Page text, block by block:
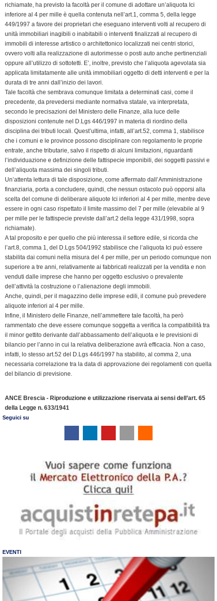
richiamate, ha previsto la facoltà per il comune di adottare un’aliquota Ici
inferiore al 4 per mille è quella contenuta nell’art.1, comma 5, della legge
449/1997 a favore dei proprietari che eseguano interventi volti al recupero di
unità immobiliari inagibili o inabitabili o interventi finalizzati al recupero di
immobili di interesse artistico o architettonico localizzati nei centri storici,
ovvero volti alla realizzazione di autorimesse o posti auto anche pertinenziali
oppure all’utilizzo di sottotetti. E’, inoltre, previsto che l’aliquota agevolata sia
applicata limitatamente alle unità immobiliari oggetto di detti interventi e per la
durata di tre anni dall’inizio dei lavori.
Tale facoltà che sembrava comunque limitata a determinati casi, come il
precedente, da prevedersi mediante normativa statale, va interpretata,
secondo le precisazioni del Ministero delle Finanze, alla luce delle
disposizioni contenute nel D.Lgs 446/1997 in materia di riordino della
disciplina dei tributi locali. Quest’ultima, infatti, all’art.52, comma 1, stabilisce
che i comuni e le province possono disciplinare con regolamento le proprie
entrate, anche tributarie, salvo il rispetto di alcuni limitazioni, riguardanti
l’individuazione e definizione delle fattispecie imponibili, dei soggetti passivi e
dell’aliquota massima dei singoli tributi.
Un’attenta lettura di tale disposizione, come affermato dall’Amministrazione
finanziaria, porta a concludere, quindi, che nessun ostacolo può opporsi alla
scelta del comune di deliberare aliquote Ici inferiori al 4 per mille, mentre deve
essere in ogni caso rispettato il limite massimo del 7 per mille (elevabile al 9
per mille per le fattispecie previste dall’art.2 della legge 431/1998, sopra
richiamate).
A tal proposito e per quello che più interessa il settore edile, si ricorda che
l’art.8, comma 1, del D.Lgs 504/1992 stabilisce che l’aliquota Ici può essere
stabilita dai comuni nella misura del 4 per mille, per un periodo comunque non
superiore a tre anni, relativamente ai fabbricati realizzati per la vendita e non
venduti dalle imprese che hanno per oggetto esclusivo o prevalente
dell’attività la costruzione o l’alienazione degli immobili.
Anche, quindi, per il magazzino delle imprese edili, il comune può prevedere
aliquote inferiori al 4 per mille.
Infine, il Ministero delle Finanze, nell’ammettere tale facoltà, ha però
rammentato che deve essere comunque soggetta a verifica la compatibilità tra
il minor gettito derivante dall’abbassamento dell’aliquota e le previsioni di
bilancio per l’anno in cui la relativa deliberazione avrà efficacia. Non a caso,
infatti, lo stesso art.52 del D.Lgs 446/1997 ha stabilito, al comma 2, una
necessaria correlazione tra la data di approvazione dei regolamenti con quella
del bilancio di previsione.
ANCE Brescia - Riproduzione e utilizzazione riservata ai sensi dell’art. 65
della Legge n. 633/1941
Seguici su
EVENTI